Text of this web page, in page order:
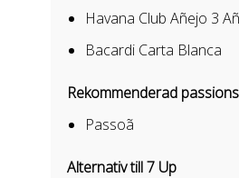
Havana Club Añejo 3
Bacardi Carta Blanca
Rekommenderad
Passoã
Alternativ till 7 Up